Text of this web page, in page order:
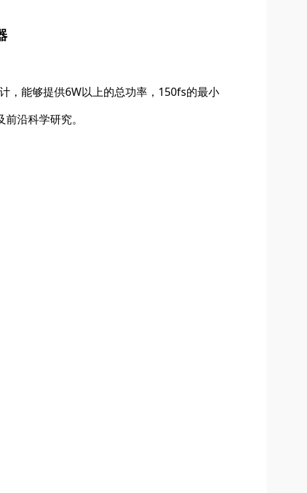
，能够提供6W以上的总功率，150fs的最小
沿科学研究。